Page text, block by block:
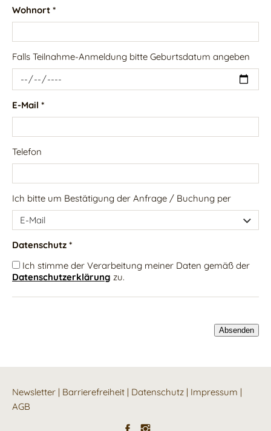
Wohnort *
Falls Teilnahme-Anmeldung bitte Geburtsdatum angeben
E-Mail *
Telefon
Ich bitte um Bestätigung der Anfrage / Buchung per
Datenschutz *
Ich stimme der Verarbeitung meiner Daten gemäß der
Datenschutzerklärung zu.
Newsletter | Barrierefreiheit | Datenschutz | Impressum |
AGB